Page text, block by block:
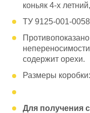
коньяк 4-х
ТУ 9125-001-
содержит орехи.
Размеры
Для получения